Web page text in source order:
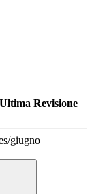
Ultima Revisione